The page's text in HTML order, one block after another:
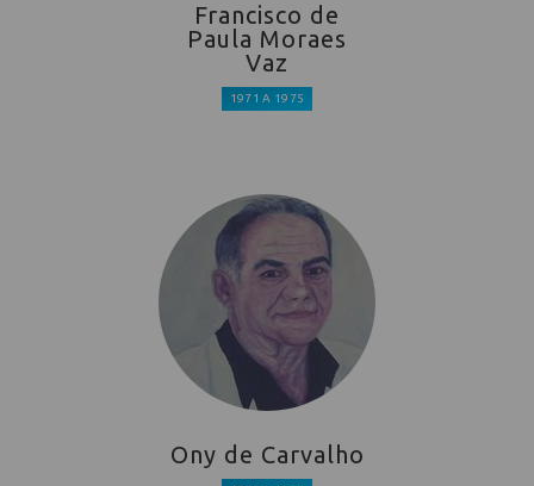
Francisco de
Paula Moraes
Vaz
1971 A 1975
Ony de Carvalho